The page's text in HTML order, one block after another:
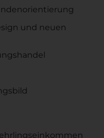
und neuen